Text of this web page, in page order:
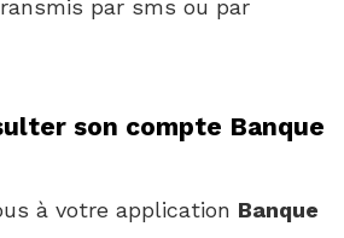
par sms ou par
son compte Banque
à votre application Banque